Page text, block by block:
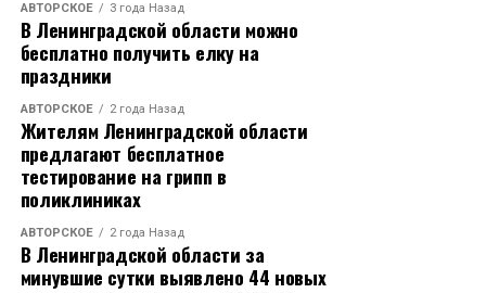
АВТОРСКОЕ 3 года Назад
В Ленинградской области можно
бесплатно получить елку на
праздники
АВТОРСКОЕ 2 года Назад
Жителям Ленинградской области
предлагают бесплатное
тестирование на грипп в
поликлиниках
АВТОРСКОЕ 2 года Назад
В Ленинградской области за
минувшие сутки выявлено 44 новых